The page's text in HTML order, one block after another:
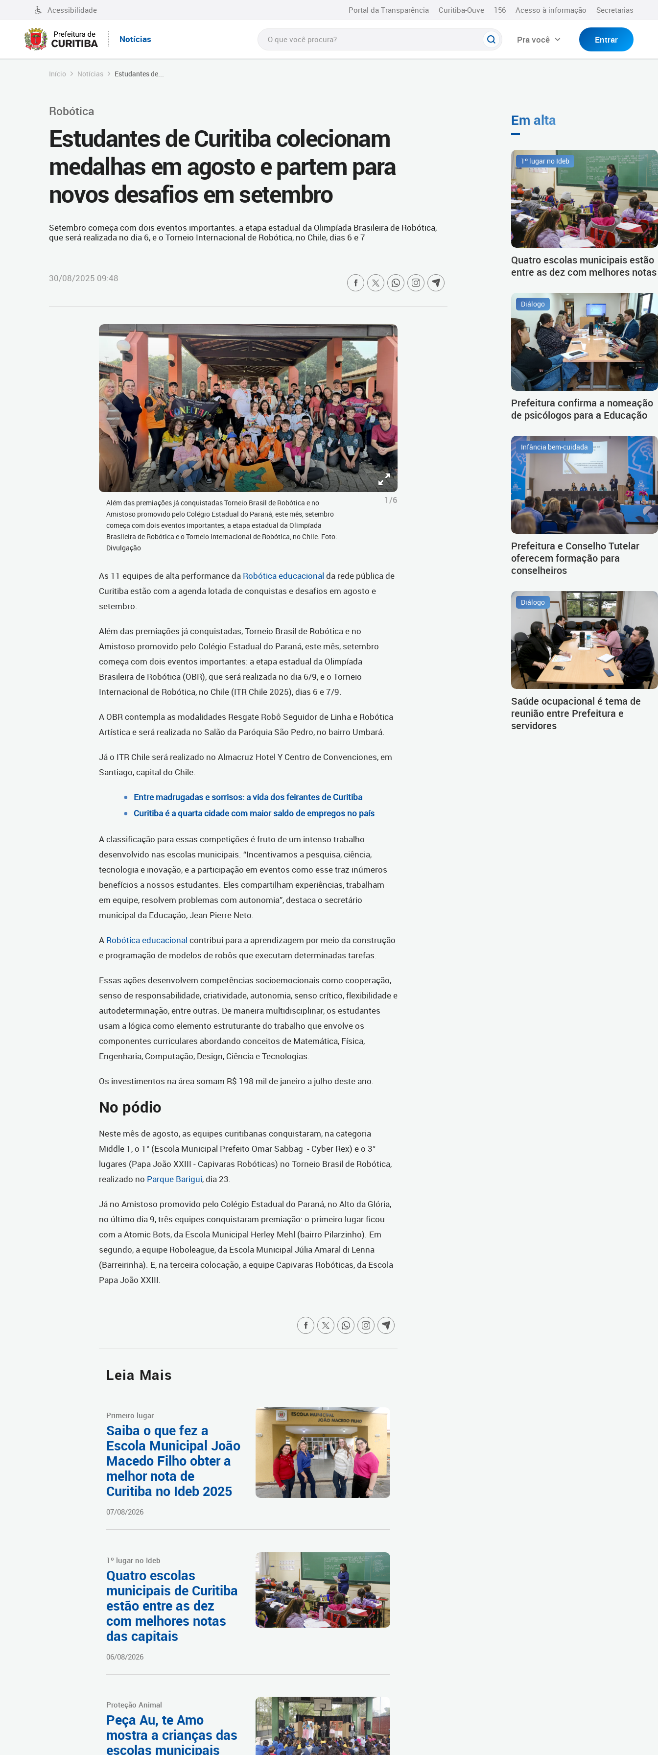
Acessibilidade Portal da Transparência Curitiba-Ouve 156 Acesso à informação Secretarias
Notícias Pra você Entrar
Início Notícias Estudantes de...
Robótica
Estudantes de Curitiba colecionam
medalhas em agosto e partem para
novos desafios em setembro
Setembro começa com dois eventos importantes: a etapa estadual da Olimpíada Brasileira de Robótica,
que será realizada no dia 6, e o Torneio Internacional de Robótica, no Chile, dias 6 e 7
30/08/2025 09:48
Além das premiações já conquistadas Torneio Brasil de Robótica e no
Amistoso promovido pelo Colégio Estadual do Paraná, este mês, setembro
começa com dois eventos importantes, a etapa estadual da Olimpíada
Brasileira de Robótica e o Torneio Internacional de Robótica, no Chile. Foto:
Divulgação
1/6
As 11 equipes de alta performance da Robótica educacional da rede pública de
Curitiba estão com a agenda lotada de conquistas e desafios em agosto e
setembro.
Além das premiações já conquistadas, Torneio Brasil de Robótica e no
Amistoso promovido pelo Colégio Estadual do Paraná, este mês, setembro
começa com dois eventos importantes: a etapa estadual da Olimpíada
Brasileira de Robótica (OBR), que será realizada no dia 6/9, e o Torneio
Internacional de Robótica, no Chile (ITR Chile 2025), dias 6 e 7/9.
A OBR contempla as modalidades Resgate Robô Seguidor de Linha e Robótica
Artística e será realizada no Salão da Paróquia São Pedro, no bairro Umbará.
Já o ITR Chile será realizado no Almacruz Hotel Y Centro de Convenciones, em
Santiago, capital do Chile.
Entre madrugadas e sorrisos: a vida dos feirantes de Curitiba
Curitiba é a quarta cidade com maior saldo de empregos no país
A classificação para essas competições é fruto de um intenso trabalho
desenvolvido nas escolas municipais. “Incentivamos a pesquisa, ciência,
tecnologia e inovação, e a participação em eventos como esse traz inúmeros
benefícios a nossos estudantes. Eles compartilham experiências, trabalham
em equipe, resolvem problemas com autonomia”, destaca o secretário
municipal da Educação, Jean Pierre Neto.
A Robótica educacional contribui para a aprendizagem por meio da construção
e programação de modelos de robôs que executam determinadas tarefas.
Essas ações desenvolvem competências socioemocionais como cooperação,
senso de responsabilidade, criatividade, autonomia, senso crítico, flexibilidade e
autodeterminação, entre outras. De maneira multidisciplinar, os estudantes
usam a lógica como elemento estruturante do trabalho que envolve os
componentes curriculares abordando conceitos de Matemática, Física,
Engenharia, Computação, Design, Ciência e Tecnologias.
Os investimentos na área somam R$ 198 mil de janeiro a julho deste ano.
No pódio
Neste mês de agosto, as equipes curitibanas conquistaram, na categoria
Middle 1, o 1° (Escola Municipal Prefeito Omar Sabbag - Cyber Rex) e o 3°
lugares (Papa João XXIII - Capivaras Robóticas) no Torneio Brasil de Robótica,
realizado no Parque Barigui, dia 23.
Já no Amistoso promovido pelo Colégio Estadual do Paraná, no Alto da Glória,
no último dia 9, três equipes conquistaram premiação: o primeiro lugar ficou
com a Atomic Bots, da Escola Municipal Herley Mehl (bairro Pilarzinho). Em
segundo, a equipe Roboleague, da Escola Municipal Júlia Amaral di Lenna
(Barreirinha). E, na terceira colocação, a equipe Capivaras Robóticas, da Escola
Papa João XXIII.
Leia Mais
Primeiro lugar
Saiba o que fez a
Escola Municipal João
Macedo Filho obter a
melhor nota de
Curitiba no Ideb 2025
07/08/2026
1º lugar no Ideb
Quatro escolas
municipais de Curitiba
estão entre as dez
com melhores notas
das capitais
06/08/2026
Proteção Animal
Peça Au, te Amo
mostra a crianças das
escolas municipais
Em alta
1º lugar no Ideb
Quatro escolas municipais estão
entre as dez com melhores notas
Diálogo
Prefeitura confirma a nomeação
de psicólogos para a Educação
Infância bem-cuidada
Prefeitura e Conselho Tutelar
oferecem formação para
conselheiros
Diálogo
Saúde ocupacional é tema de
reunião entre Prefeitura e
servidores